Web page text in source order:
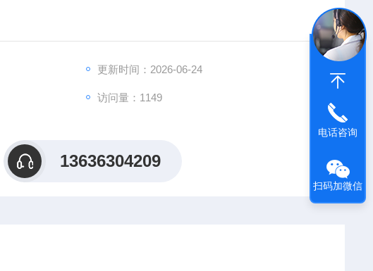
更新时间：2026-06-24
访问量：1149
13636304209
电话咨询
扫码加微信